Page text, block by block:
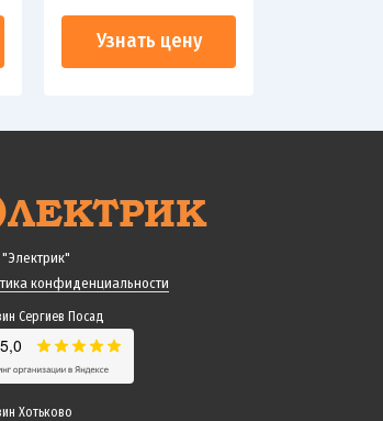
Узнать цену
конфиденциальности
Сергиев Посад
Хотьково